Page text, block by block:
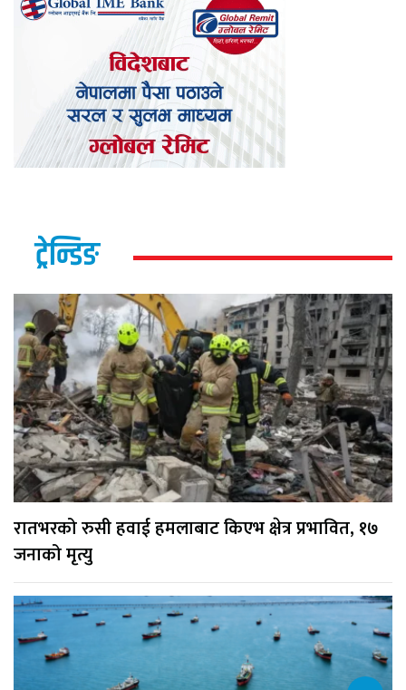
ट्रेन्डिङ
रातभरको रुसी हवाई हमलाबाट किएभ क्षेत्र प्रभावित, १७
जनाको मृत्यु